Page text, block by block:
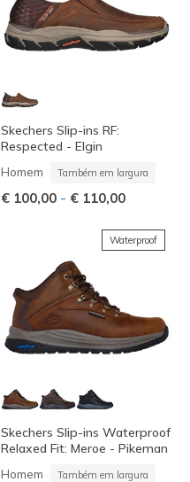
Skechers Slip-ins RF:
Respected - Elgin
Homem Também em largura
€ 100,00 - € 110,00
Waterproof
Skechers Slip-ins Waterproof
Relaxed Fit: Meroe - Pikeman
Homem Também em largura